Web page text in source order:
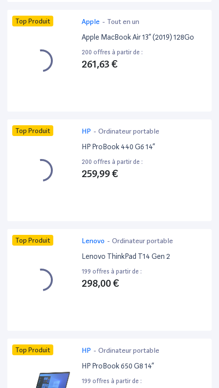
Top Produit Apple - Tout en un
Apple MacBook Air 13” (2019) 128Go
200 offres à partir de :
261,63 €
Top Produit HP - Ordinateur portable
HP ProBook 440 G6 14”
200 offres à partir de :
259,99 €
Top Produit Lenovo - Ordinateur portable
Lenovo ThinkPad T14 Gen 2
199 offres à partir de :
298,00 €
Top Produit HP - Ordinateur portable
HP ProBook 650 G8 14”
199 offres à partir de :